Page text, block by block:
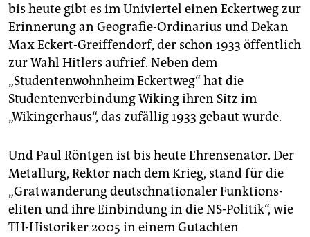
bis heute gibt es im Univiertel einen Eckertweg zur
Erinnerung an Geografie-Ordinarius und Dekan
Max Eckert-Greiffendorf, der schon 1933 öffentlich
zur Wahl Hitlers aufrief. Neben dem
„Studentenwohnheim Eckertweg“ hat die
Studentenverbindung Wiking ihren Sitz im
„Wikingerhaus“, das zufällig 1933 gebaut wurde.
Und Paul Röntgen ist bis heute Ehrensenator. Der
Metallurg, Rektor nach dem Krieg, stand für die
„Gratwanderung deutschnationaler Funktions­
eliten und ihre Einbindung in die NS-Politik“, wie
TH-Historiker 2005 in einem Gutachten